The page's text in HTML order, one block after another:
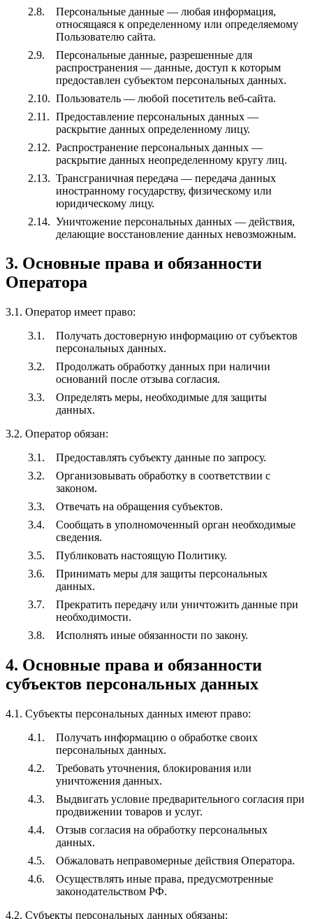
Персональные данные — любая информация,
относящаяся к определенному или определяемому
Пользователю сайта.
Персональные данные, разрешенные для
распространения — данные, доступ к которым
предоставлен субъектом персональных данных.
Пользователь — любой посетитель веб-сайта.
Предоставление персональных данных —
раскрытие данных определенному лицу.
Распространение персональных данных —
раскрытие данных неопределенному кругу лиц.
Трансграничная передача — передача данных
иностранному государству, физическому или
юридическому лицу.
Уничтожение персональных данных — действия,
делающие восстановление данных невозможным.
3. Основные права и обязанности
Оператора
3.1. Оператор имеет право:
Получать достоверную информацию от субъектов
персональных данных.
Продолжать обработку данных при наличии
оснований после отзыва согласия.
Определять меры, необходимые для защиты
данных.
3.2. Оператор обязан:
Предоставлять субъекту данные по запросу.
Организовывать обработку в соответствии с
законом.
Отвечать на обращения субъектов.
Сообщать в уполномоченный орган необходимые
сведения.
Публиковать настоящую Политику.
Принимать меры для защиты персональных
данных.
Прекратить передачу или уничтожить данные при
необходимости.
Исполнять иные обязанности по закону.
4. Основные права и обязанности
субъектов персональных данных
4.1. Субъекты персональных данных имеют право:
Получать информацию о обработке своих
персональных данных.
Требовать уточнения, блокирования или
уничтожения данных.
Выдвигать условие предварительного согласия при
продвижении товаров и услуг.
Отзыв согласия на обработку персональных
данных.
Обжаловать неправомерные действия Оператора.
Осуществлять иные права, предусмотренные
законодательством РФ.
4.2. Субъекты персональных данных обязаны: